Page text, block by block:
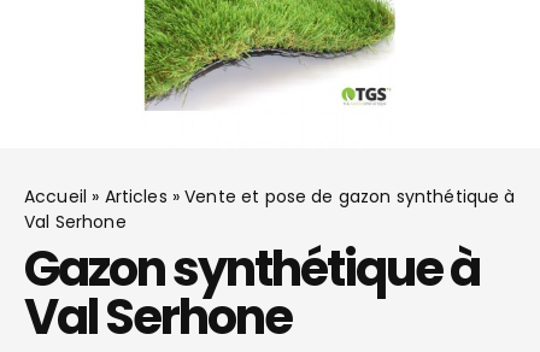
Accueil » Articles »Vente et pose de gazon synthétique à
Val Serhone
Gazon synthétique à
Val Serhone